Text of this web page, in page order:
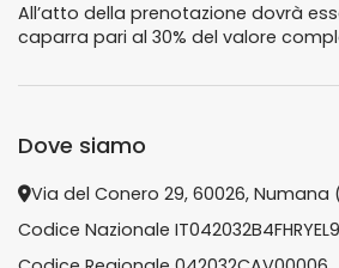
All’atto della prenotazione dovrà
caparra pari al 30% del valore
Dove siamo
Via del Conero 29, 60026, Numana
Codice Nazionale